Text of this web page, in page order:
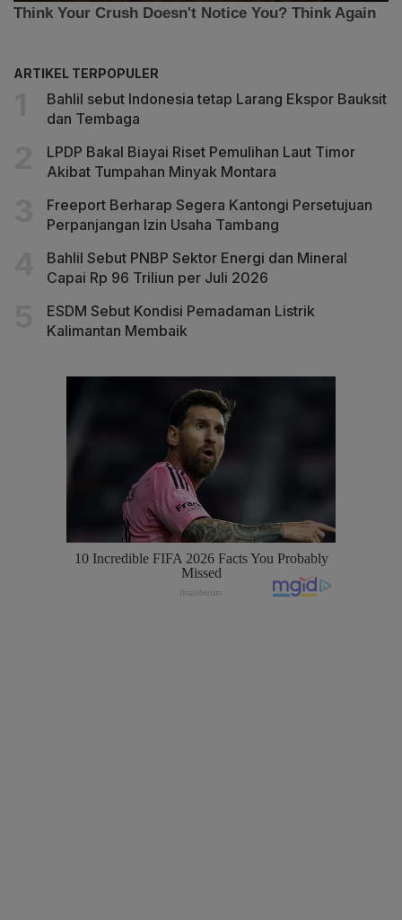
ARTIKEL TERPOPULER
Bahlil sebut Indonesia tetap Larang Ekspor Bauksit
dan Tembaga
LPDP Bakal Biayai Riset Pemulihan Laut Timor
Akibat Tumpahan Minyak Montara
Freeport Berharap Segera Kantongi Persetujuan
Perpanjangan Izin Usaha Tambang
Bahlil Sebut PNBP Sektor Energi dan Mineral
Capai Rp 96 Triliun per Juli 2026
ESDM Sebut Kondisi Pemadaman Listrik
Kalimantan Membaik